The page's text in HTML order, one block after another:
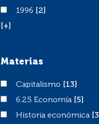
19961996
[2]
[+]
Materias
Capitalismo
Capitalismo
[13]
6.25 Economía
6.25 Economía
[5]
Historia económica
Historia económica
[3]